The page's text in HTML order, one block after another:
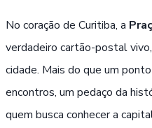
No coração de Curitiba, a
verdadeiro cartão-postal
cidade. Mais do que um
encontros, um pedaço da
quem busca conhecer a